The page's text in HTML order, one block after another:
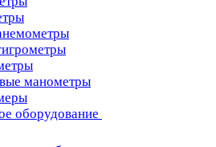
манометры
оборудование